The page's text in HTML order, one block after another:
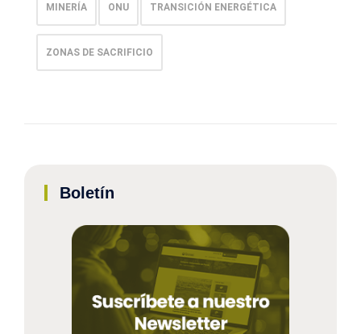
MINERÍA ONU TRANSICIÓN ENERGÉTICA
ZONAS DE SACRIFICIO
Boletín